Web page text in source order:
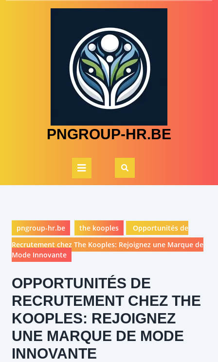
PNGROUP-HR.BE
Open
Button
pngroup-hr.be the kooples
Opportunités de
Recrutement chez The Kooples: Rejoignez une Marque de
Mode Innovante
OPPORTUNITÉS DE
RECRUTEMENT CHEZ THE
KOOPLES: REJOIGNEZ
UNE MARQUE DE MODE
INNOVANTE